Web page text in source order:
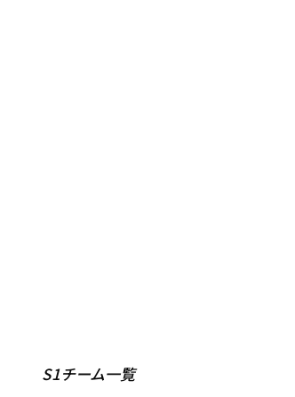
S1チーム一覧